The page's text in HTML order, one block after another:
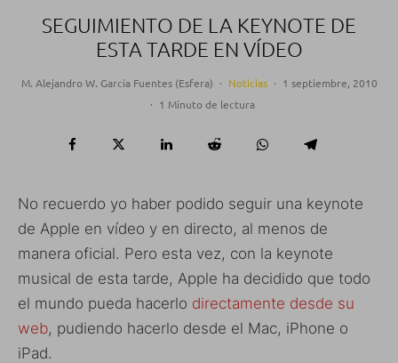
SEGUIMIENTO DE LA KEYNOTE DE
ESTA TARDE EN VÍDEO
M. Alejandro W. García Fuentes (Esfera) · Noticias · 1 septiembre, 2010
· 1 Minuto de lectura
No recuerdo yo haber podido seguir una keynote
de Apple en vídeo y en directo, al menos de
manera oficial. Pero esta vez, con la keynote
musical de esta tarde, Apple ha decidido que todo
el mundo pueda hacerlo directamente desde su
web, pudiendo hacerlo desde el Mac, iPhone o
iPad.